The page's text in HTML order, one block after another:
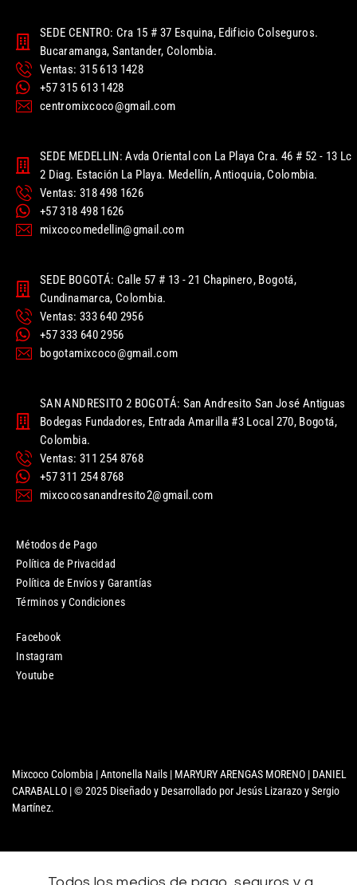
SEDE CENTRO: Cra 15 # 37 Esquina, Edificio Colseguros.
Bucaramanga, Santander, Colombia.
Ventas: 315 613 1428
+57 315 613 1428
centromixcoco@gmail.com
SEDE MEDELLIN: Avda Oriental con La Playa Cra. 46 # 52 - 13 Lc
2 Diag. Estación La Playa. Medellín, Antioquia, Colombia.
Ventas: 318 498 1626
+57 318 498 1626
mixcocomedellin@gmail.com
SEDE BOGOTÁ: Calle 57 # 13 - 21 Chapinero, Bogotá,
Cundinamarca, Colombia.
Ventas: 333 640 2956
+57 333 640 2956
bogotamixcoco@gmail.com
SAN ANDRESITO 2 BOGOTÁ: San Andresito San José Antiguas
Bodegas Fundadores, Entrada Amarilla #3 Local 270, Bogotá,
Colombia.
Ventas: 311 254 8768
+57 311 254 8768
mixcocosanandresito2@gmail.com
Métodos de Pago
Política de Privacidad
Política de Envíos y Garantías
Términos y Condiciones
Facebook
Instagram
Youtube
Mixcoco Colombia | Antonella Nails | MARYURY ARENGAS MORENO | DANIEL
CARABALLO | © 2025 Diseñado y Desarrollado por Jesús Lizarazo y Sergio
Martínez.